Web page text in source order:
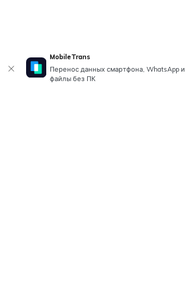
MobileTrans
Перенос данных смартфона, WhatsApp и
файлы без ПК